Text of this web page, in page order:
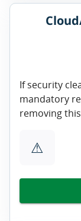
If security
mandatory
removing
⚠